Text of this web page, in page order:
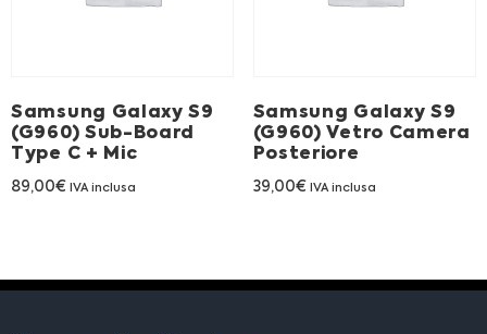
Samsung Galaxy S9
(G960) Sub-Board
Type C + Mic
89,00€ IVA inclusa
Samsung Galaxy S9
(G960) Vetro Camera
Posteriore
39,00€ IVA inclusa